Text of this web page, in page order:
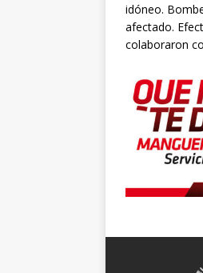
idóneo.
afectado.
colaboraron